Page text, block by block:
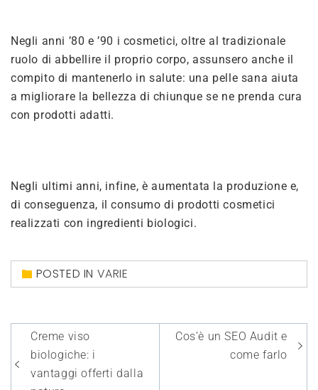
Negli anni ’80 e ’90 i cosmetici, oltre al tradizionale
ruolo di abbellire il proprio corpo, assunsero anche il
compito di mantenerlo in salute: una pelle sana aiuta
a migliorare la bellezza di chiunque se ne prenda cura
con prodotti adatti.
Negli ultimi anni, infine, è aumentata la produzione e,
di conseguenza, il consumo di prodotti cosmetici
realizzati con ingredienti biologici.
POSTED IN VARIE
Navigazione
articoli
Creme viso
biologiche: i
vantaggi offerti dalla
Cos’è un SEO Audit e
come farlo